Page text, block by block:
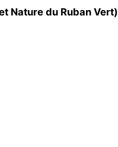
Nature du Ruban Vert)